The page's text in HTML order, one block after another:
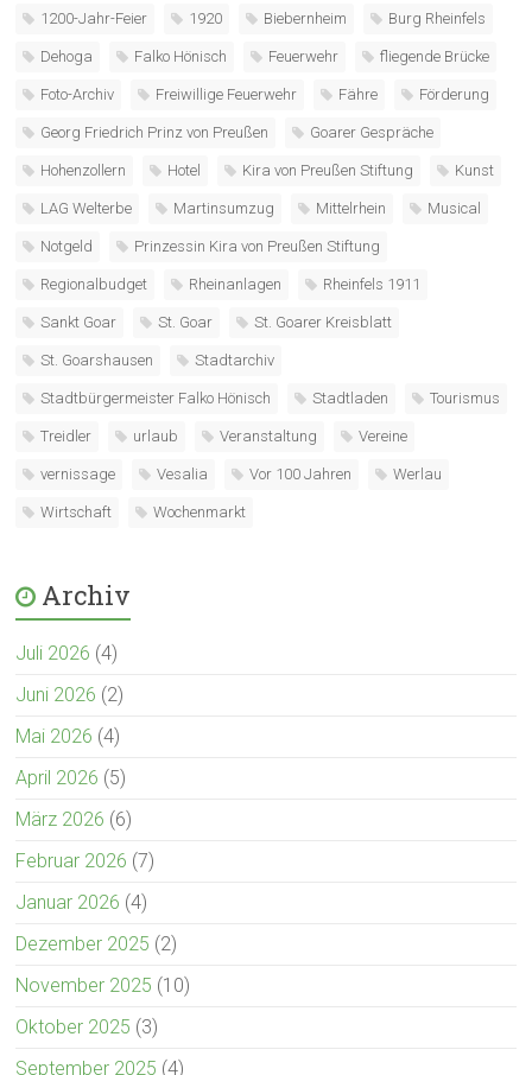
1200-Jahr-Feier 1920 Biebernheim Burg Rheinfels
Dehoga Falko Hönisch Feuerwehr fliegende Brücke
Foto-Archiv Freiwillige Feuerwehr Fähre Förderung
Georg Friedrich Prinz von Preußen Goarer Gespräche
Hohenzollern Hotel Kira von Preußen Stiftung Kunst
LAG Welterbe Martinsumzug Mittelrhein Musical
Notgeld Prinzessin Kira von Preußen Stiftung
Regionalbudget Rheinanlagen Rheinfels 1911
Sankt Goar St. Goar St. Goarer Kreisblatt
St. Goarshausen Stadtarchiv
Stadtbürgermeister Falko Hönisch Stadtladen Tourismus
Treidler urlaub Veranstaltung Vereine
vernissage Vesalia Vor 100 Jahren Werlau
Wirtschaft Wochenmarkt
Archiv
Juli 2026 (4)
Juni 2026 (2)
Mai 2026 (4)
April 2026 (5)
März 2026 (6)
Februar 2026 (7)
Januar 2026 (4)
Dezember 2025 (2)
November 2025 (10)
Oktober 2025 (3)
September 2025 (4)